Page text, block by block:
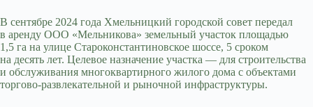
В сентябре 2024 года Хмельницкий городской совет передал
в аренду ООО «Мельникова» земельный участок площадью
1,5 га на улице Староконстантиновское шоссе, 5 сроком
на десять лет. Целевое назначение участка — для строительства
и обслуживания многоквартирного жилого дома с объектами
торгово-развлекательной и рыночной инфраструктуры.